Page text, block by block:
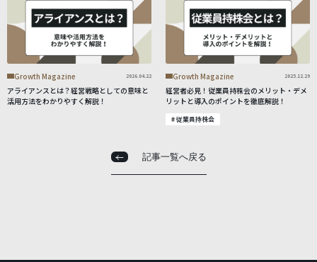
Growth Magazine 2026.04.22
アライアンスとは？経営戦略としての意味と
活用方法をわかりやすく解説！
Growth Magazine 2025.12.29
経営者必見！従業員持株会のメリット・デメ
リットと導入のポイントを徹底解説！
# 従業員持株会
記事一覧へ戻る